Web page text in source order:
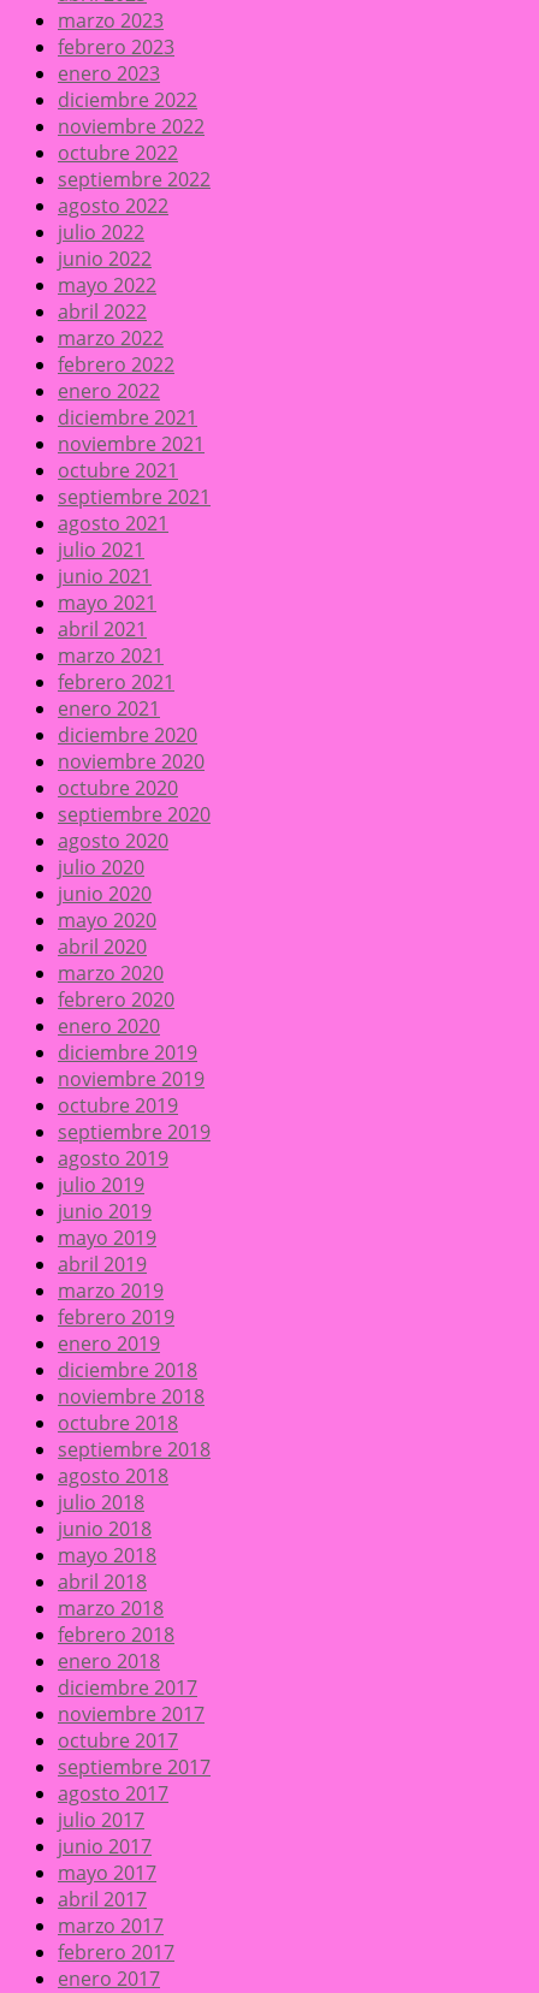
marzo 2023
febrero 2023
enero 2023
diciembre 2022
noviembre 2022
octubre 2022
septiembre 2022
agosto 2022
julio 2022
junio 2022
mayo 2022
abril 2022
marzo 2022
febrero 2022
enero 2022
diciembre 2021
noviembre 2021
octubre 2021
septiembre 2021
agosto 2021
julio 2021
junio 2021
mayo 2021
abril 2021
marzo 2021
febrero 2021
enero 2021
diciembre 2020
noviembre 2020
octubre 2020
septiembre 2020
agosto 2020
julio 2020
junio 2020
mayo 2020
abril 2020
marzo 2020
febrero 2020
enero 2020
diciembre 2019
noviembre 2019
octubre 2019
septiembre 2019
agosto 2019
julio 2019
junio 2019
mayo 2019
abril 2019
marzo 2019
febrero 2019
enero 2019
diciembre 2018
noviembre 2018
octubre 2018
septiembre 2018
agosto 2018
julio 2018
junio 2018
mayo 2018
abril 2018
marzo 2018
febrero 2018
enero 2018
diciembre 2017
noviembre 2017
octubre 2017
septiembre 2017
agosto 2017
julio 2017
junio 2017
mayo 2017
abril 2017
marzo 2017
febrero 2017
enero 2017